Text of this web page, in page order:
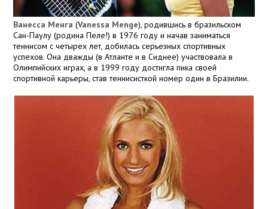
Ванесса Менга (Vanessa Menge), родившись в бразильском
Сан-Паулу (родина Пеле!) в 1976 году и начав заниматься
теннисом с четырех лет, добилась серьезных спортивных
успехов. Она дважды (в Атланте и в Сиднее) участвовала в
Олимпийских играх, а в 1999 году достигла пика своей
спортивной карьеры, став теннисисткой номер один в Бразилии.